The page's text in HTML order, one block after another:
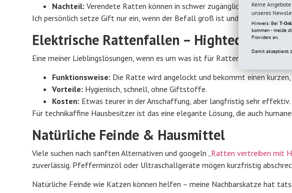
Nachteil: Verendete Ratten können in schwer zugänglichen Bereichen
Ich persönlich setze Gift nur ein, wenn der Befall groß ist und mechanische
Elektrische Rattenfallen – Hightech-Lösung
Eine meiner Lieblingslösungen, wenn es um was ist für Ratten tödlich geht,
Funktionsweise: Die Ratte wird angelockt und bekommt einen
Vorteile: Hygienisch, schnell, ohne Giftstoffe.
Kosten: Etwas teurer in der Anschaffung, aber langfristig sehr effektiv.
Für technikaffine Hausbesitzer ist das eine elegante Lösung, die auch
Natürliche Feinde & Hausmittel
Viele suchen nach sanften Alternativen und googeln „ Ratten vertreiben mit
zuverlässig. Pfefferminzöl oder Ultraschallgeräte mögen kurzfristig
Natürliche Feinde wie Katzen können helfen – meine Nachbarskatze hat
Keine
unseres
Hinweis: Bei T-
kommen - melde
Providers an.
Damit akzeptierst